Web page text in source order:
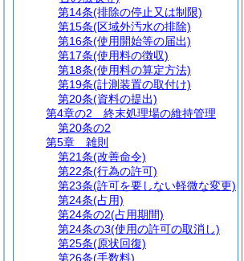
第14条(排除の停止又は制限)
第15条(区域外汚水の排除)
第16条(使用開始等の届出)
第17条(使用料の徴収)
第18条(使用料の算定方法)
第19条(計測装置の取付け)
第20条(資料の提出)
第4章の2
終末処理場の維持管理
第20条の2
第5章
雑則
第21条(改善命令)
第22条(行為の許可)
第23条(許可を要しない軽微な変更)
第24条(占用)
第24条の2(占用期間)
第24条の3(使用の許可の取消し)
第25条(原状回復)
第26条(手数料)